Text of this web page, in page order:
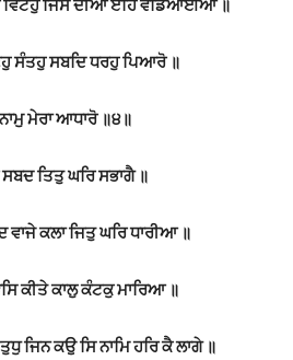
ਵਿਟਹੁ ਜਿਸ ਦੀਆ ਏਹਿ ਵਡਿਆਈਆ ॥
ਸੰਤਹੁ ਸਬਦਿ ਧਰਹੁ ਪਿਆਰੋ ॥
ਮੇਰਾ ਆਧਾਰੋ ॥੪॥
ਤਿਤੁ ਘਰਿ ਸਭਾਗੈ ॥
ਵਾਜੇ ਕਲਾ ਜਿਤੁ ਘਰਿ ਧਾਰੀਆ ॥
ਕੀਤੇ ਕਾਲੁ ਕੰਟਕੁ ਮਾਰਿਆ ॥
ਜਿਨ ਕਉ ਸਿ ਨਾਮਿ ਹਰਿ ਕੈ ਲਾਗੇ ॥